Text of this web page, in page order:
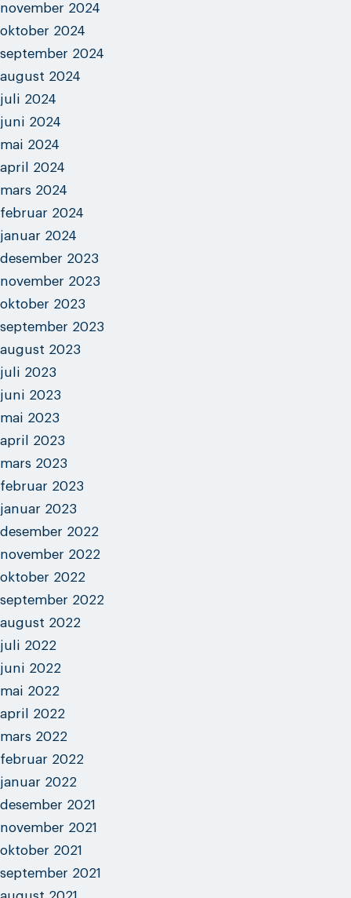
november 2024
oktober 2024
september 2024
august 2024
juli 2024
juni 2024
mai 2024
april 2024
mars 2024
februar 2024
januar 2024
desember 2023
november 2023
oktober 2023
september 2023
august 2023
juli 2023
juni 2023
mai 2023
april 2023
mars 2023
februar 2023
januar 2023
desember 2022
november 2022
oktober 2022
september 2022
august 2022
juli 2022
juni 2022
mai 2022
april 2022
mars 2022
februar 2022
januar 2022
desember 2021
november 2021
oktober 2021
september 2021